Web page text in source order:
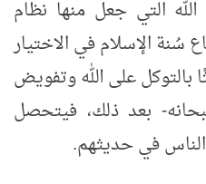
الله التي جعل منها نظام
سُنة الإسلام في الاختيار
بالتوكل على الله وتفويض
بعد ذلك، فيتحصل
في حديثهم.